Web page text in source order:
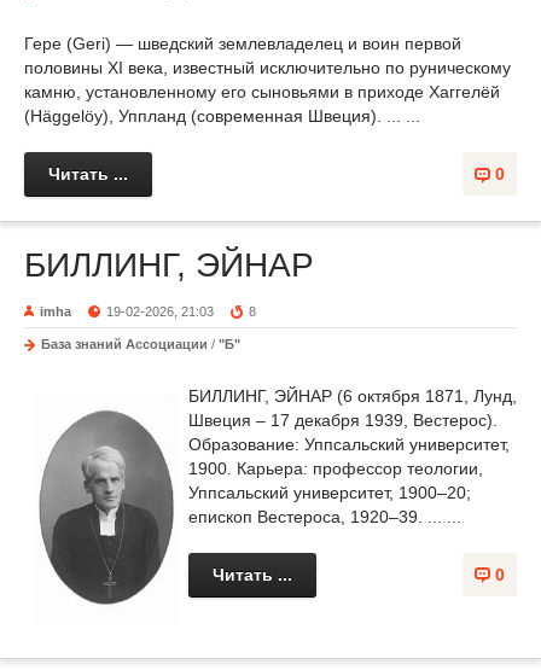
Гере (Geri) — шведский землевладелец и воин первой
половины XI века, известный исключительно по руническому
камню, установленному его сыновьями в приходе Хаггелёй
(Häggelöy), Уппланд (современная Швеция). ... ...
0
Читать ...
БИЛЛИНГ, ЭЙНАР
imha 19-02-2026, 21:03 8
База знаний Ассоциации / "Б"
БИЛЛИНГ, ЭЙНАР (6 октября 1871, Лунд,
Швеция – 17 декабря 1939, Вестерос).
Образование: Уппсальский университет,
1900. Карьера: профессор теологии,
Уппсальский университет, 1900–20;
епископ Вестероса, 1920–39. ... ...
0
Читать ...